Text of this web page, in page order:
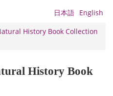
日本語 English
History Book Collection
History Book